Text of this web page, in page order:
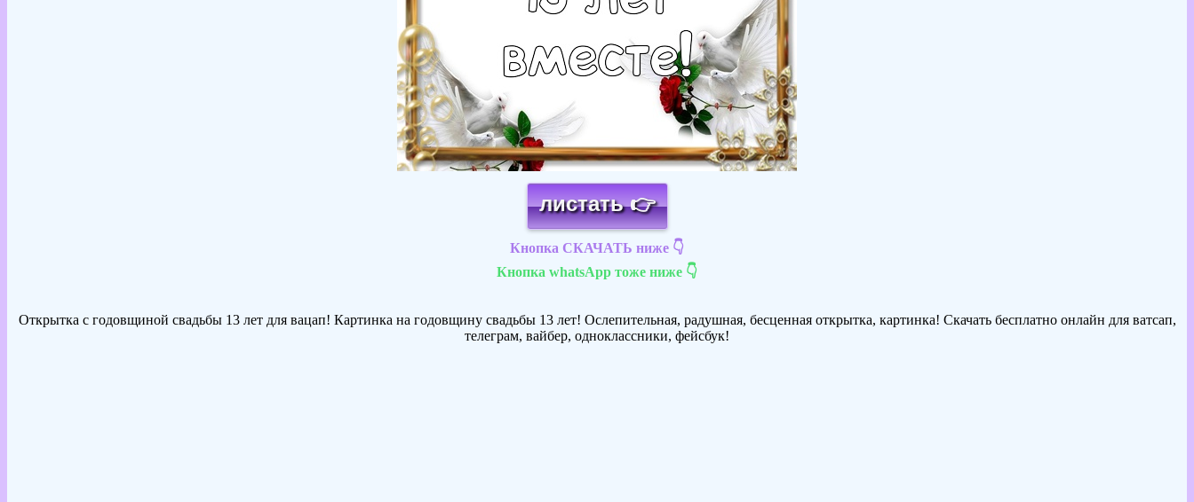
листать 👉
Кнопка СКАЧАТЬ ниже 👇
Кнопка whatsApp тоже ниже 👇
Открытка с годовщиной свадьбы 13 лет для вацап! Картинка на годовщину свадьбы 13 лет! Ослепительная, радушная, бесценная открытка, картинка! Скачать бесплатно онлайн для ватсап,
телеграм, вайбер, одноклассники, фейсбук!